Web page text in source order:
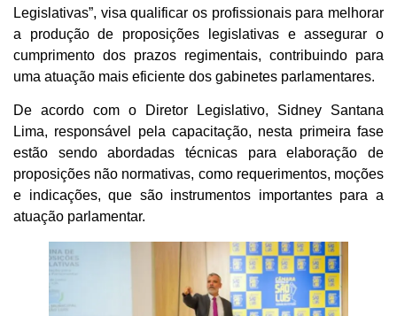
Legislativas”, visa qualificar os profissionais para melhorar
a produção de proposições legislativas e assegurar o
cumprimento dos prazos regimentais, contribuindo para
uma atuação mais eficiente dos gabinetes parlamentares.
De acordo com o Diretor Legislativo, Sidney Santana
Lima, responsável pela capacitação, nesta primeira fase
estão sendo abordadas técnicas para elaboração de
proposições não normativas, como requerimentos, moções
e indicações, que são instrumentos importantes para a
atuação parlamentar.